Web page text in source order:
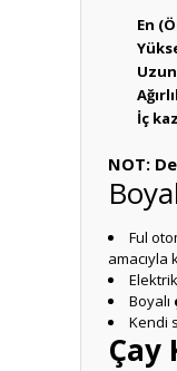
En
İç
NOT:
Ful
amacıyla
Boyalı
Kendi
Çay